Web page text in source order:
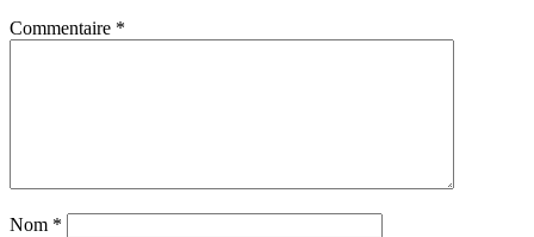
Commentaire *
Nom *